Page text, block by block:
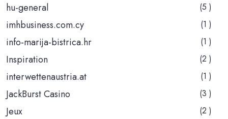
hu-general (5 )
imhbusiness.com.cy (1 )
info-marija-bistrica.hr (1 )
Inspiration (2 )
interwettenaustria.at (1 )
JackBurst Casino (3 )
Jeux (2 )